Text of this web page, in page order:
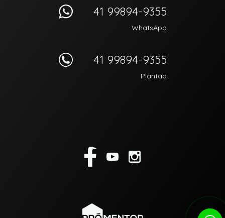
41 99894-9355
WhatsApp
41 99894-9355
Plantão